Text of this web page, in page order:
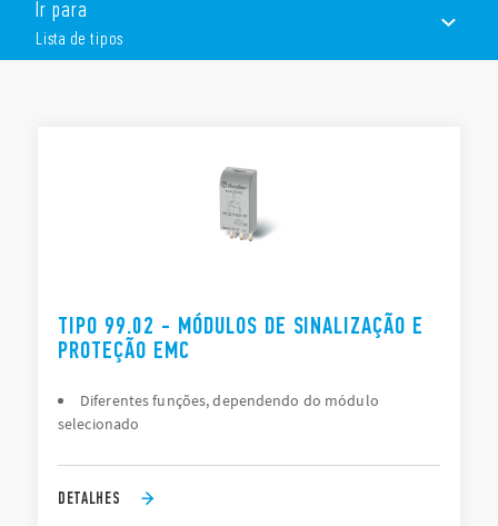
bobina
LED sinalizando a presença de tensão
Proteção de corrente residual
Ir para
Lista de tipos
TIPO 99.02 - MÓDULOS DE SINALIZAÇÃO E
PROTEÇÃO EMC
Diferentes funções, dependendo do módulo
selecionado
DETALHES